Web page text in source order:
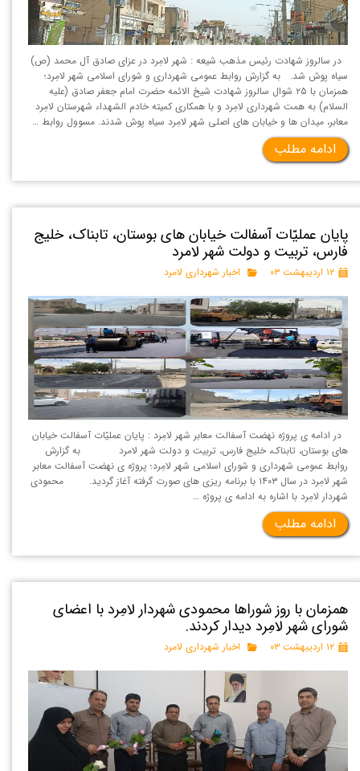
در سالروز شهادت رئیس مذهب شیعه : شهر لامِرد در عزای صادق آل محمد (ص)
سیاه پوش شد. به گزارش روابط عمومی شهرداری و شورای اسلامی شهر لامِرد؛
همزمان با ۲۵ شوال سالروز شهادت شیخ الائمه حضرت امام جعفر صادق (علیه
السلام) به همت شهرداری لامِرد و با همکاری کمیته خادم الشهداء شهرستان لامِرد
معابر، میدان ها و خیابان های اصلی شهر لامِرد سیاه پوش شدند. مسوول روابط …
ادامه مطلب
پایان عملیّات آسفالت خیابان های بوستان، تابناک، خلیج
فارس، تربیت و دولت شهر لامرد
۱۲ اردیبهشت ۰۳ اخبار شهرداری لامرد
در ادامه ی پروژه نهضت آسفالت معابر شهر لامِرد : پایان عملیّات آسفالت خیابان
های بوستان، تابناک، خلیج فارس، تربیت و دولت شهر لامرد به گزارش
روابط عمومی شهرداری و شورای اسلامی شهر لامِرد؛ پروژه ی نهضت آسفالت معابر
شهر لامِرد در سال ۱۴۰۳ با برنامه ریزی های صورت گرفته آغاز گردید. محمودی
شهردار لامِرد با اشاره به ادامه ی پروژه …
ادامه مطلب
همزمان با روز شوراها محمودی شهردار لامِرد با اعضای
شورای شهر لامِرد دیدار کردند.
۱۲ اردیبهشت ۰۳ اخبار شهرداری لامرد